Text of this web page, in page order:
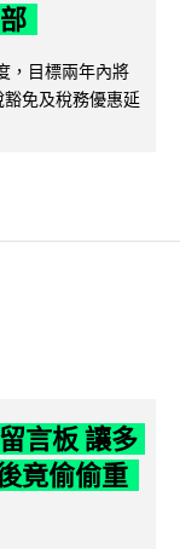
，目標兩年內將
免及稅務優惠延
言板 讓多
竟偷偷重